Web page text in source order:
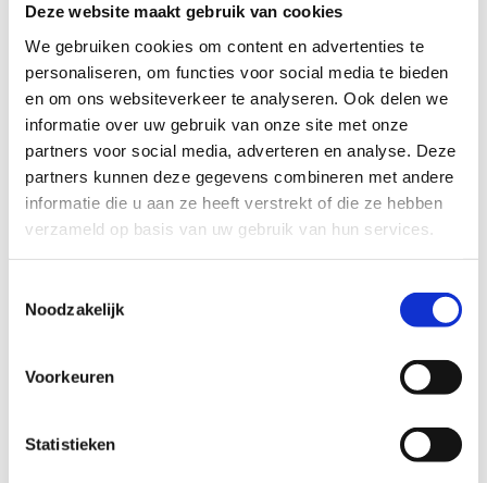
Deze website maakt gebruik van cookies
We gebruiken cookies om content en advertenties te
personaliseren, om functies voor social media te bieden
en om ons websiteverkeer te analyseren. Ook delen we
informatie over uw gebruik van onze site met onze
partners voor social media, adverteren en analyse. Deze
partners kunnen deze gegevens combineren met andere
informatie die u aan ze heeft verstrekt of die ze hebben
verzameld op basis van uw gebruik van hun services.
Noodzakelijk
Voorkeuren
Statistieken
Voor jou gelezen, beluisterd,
bekeken, getest
Met deze rubriek willen we bronnen of tools
aanreiken die jou als trainer kunnen inspireren,
(nog) beter wapenen om bepaalde herkenbare
discreet) aan te pakken en tot een goed einde te
Voor jou gelezen-beluisterd-bekeken-getest